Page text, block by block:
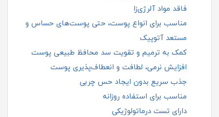
فاقد مواد آلرژی‌زا
مناسب برای انواع پوست، حتی پوست‌های حساس و
مستعد آتوپیک
کمک به ترمیم و تقویت سد محافظ طبیعی پوست
افزایش نرمی، لطافت و انعطاف‌پذیری پوست
جذب سریع بدون ایجاد حس چربی
مناسب برای استفاده روزانه
دارای تست درماتولوژیکی